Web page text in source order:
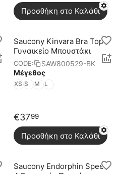
Προσθήκη στο Καλάθι
Saucony Kinvara Bra Top
Γυναικείο Μπουστάκι
CODE:
SAW800529-BK
Μέγεθος
XS S M L
€3799
Προσθήκη στο Καλάθι
Saucony Endorphin Speed